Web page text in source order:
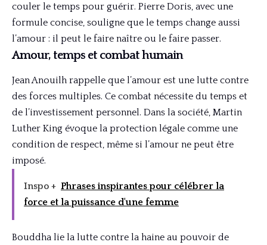
couler le temps pour guérir. Pierre Doris, avec une
formule concise, souligne que le temps change aussi
l’amour : il peut le faire naître ou le faire passer.
Amour, temps et combat humain
Jean Anouilh rappelle que l’amour est une lutte contre
des forces multiples. Ce combat nécessite du temps et
de l’investissement personnel. Dans la société, Martin
Luther King évoque la protection légale comme une
condition de respect, même si l’amour ne peut être
imposé.
Inspo + Phrases inspirantes pour célébrer la
force et la puissance d'une femme
Bouddha lie la lutte contre la haine au pouvoir de